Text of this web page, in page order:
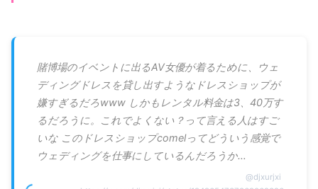
賭博場のイベントに出るAV女優が着るために、ウェ
ディングドレスを貸し出すようなドレスショップが
嫌すぎるだろwww しかもレンタル料金は3、40万す
るだろうに。これでよくない？って言える人はすご
いな このドレスショップcomelってどういう感覚で
ウェディングを仕事にしているんだろうか…
@djxurjxi